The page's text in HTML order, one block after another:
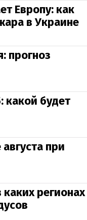
Европу: как
в Украине
прогноз
какой будет
при
регионах